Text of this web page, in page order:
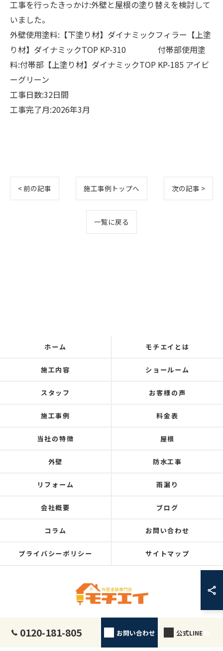
工事を行ったきっかけ:外壁と屋根の塗り替えを検討して
いました。
外壁使用塗料:【下塗り材】ダイナミックフィラー【上塗
り材】ダイナミックTOP KP-310 付帯部使用塗
料:付帯部【上塗り材】ダイナミックTOP KP-185 アイビ
ーグリーン
工事日数:32日間
工事完了月:2026年3月
< 前の記事 施工事例トップへ 次の記事 >
一覧に戻る
0120-181-805 お問い合わせ 公式LINE
ホーム モチエイとは
施工内容 ショールーム
スタッフ お客様の声
施工事例 料金表
当社の特徴 屋根
外壁 防水工事
リフォーム 雨漏り
会社概要 ブログ
コラム お問い合わせ
プライバシーポリシー サイトマップ
© 2026 静岡の塗装なら外壁塗装専門店 モチエイ ALL RIGHTS RESERVED.